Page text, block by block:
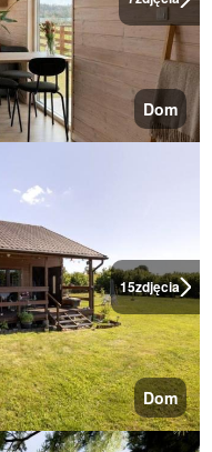
Dom
15zdjęcia
Dom